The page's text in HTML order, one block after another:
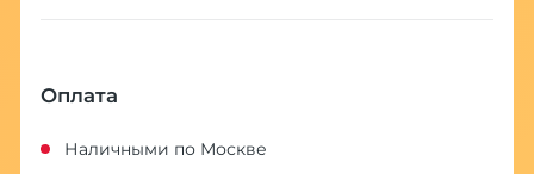
Оплата
Наличными по Москве